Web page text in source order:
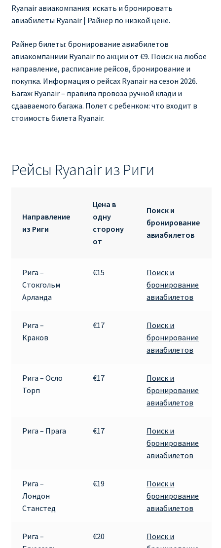
Ryanair авиакомпания: искать и бронировать
авиабилеты Ryanair | Райнер по низкой цене.
Райнер билеты: бронирование авиабилетов
авиакомпаниии Ryanair по акции от €9. Поиск на любое
направление, расписание рейсов, бронирование и
покупка. Информация о рейсах Ryanair на сезон 2026.
Багаж Ryanair – правила провоза ручной клади и
сдааваемого багажа. Полет с ребенком: что входит в
стоимость билета Ryanair.
Рейсы Ryanair из Риги
Направление
из Риги
Цена в
одну
сторону
от
Поиск и
бронирование
авиабилетов
Рига –
Стокгольм
Арланда
€15
Поиск и
бронирование
авиабилетов
Рига –
Краков
€17
Поиск и
бронирование
авиабилетов
Рига – Осло
Торп
€17
Поиск и
бронирование
авиабилетов
Рига – Прага €17
Поиск и
бронирование
авиабилетов
Рига –
Лондон
Станстед
€19
Поиск и
бронирование
авиабилетов
Рига –
€20
Поиск и